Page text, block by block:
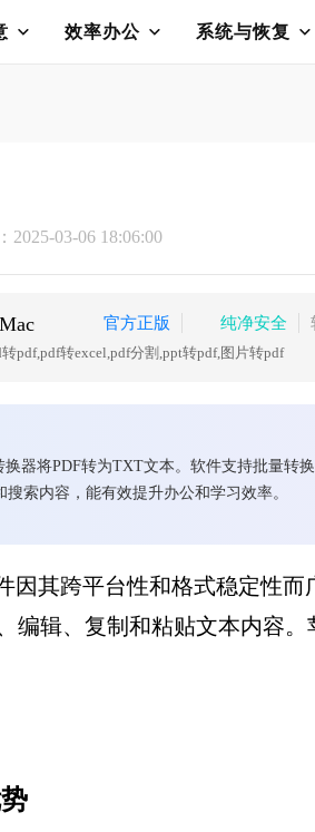
效率办公 系统与恢复
2025-03-06 18:06:00
官方正版 纯净安全
pdf,pdf转excel,pdf分割,ppt转pdf,图片转pdf
换器将PDF转为TXT文本。软件支持批量
索内容，能有效提升办公和学习效率。
因其跨平台性和格式稳定性
编辑、复制和粘贴文本内容